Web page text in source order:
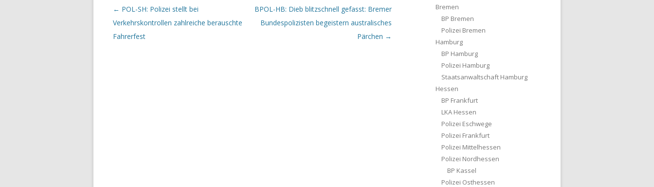
Beitrags-Navigation
← POL-SH: Polizei stellt bei
Verkehrskontrollen zahlreiche berauschte
Fahrerfest
BPOL-HB: Dieb blitzschnell gefasst: Bremer
Bundespolizisten begeistern australisches
Pärchen →
Bremen
BP Bremen
Polizei Bremen
Hamburg
BP Hamburg
Polizei Hamburg
Staatsanwaltschaft Hamburg
Hessen
BP Frankfurt
LKA Hessen
Polizei Eschwege
Polizei Frankfurt
Polizei Mittelhessen
Polizei Nordhessen
BP Kassel
Polizei Osthessen